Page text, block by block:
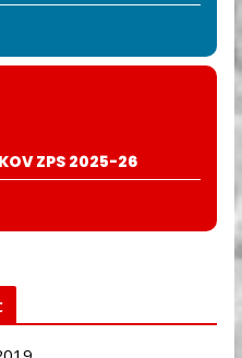
ZPS 2025-26